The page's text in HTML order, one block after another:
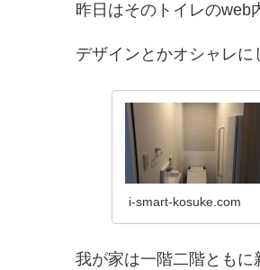
昨日はそのトイレのweb
デザインとかオシャレ
i-smart-kosuke.com
我が家は一階二階ともに